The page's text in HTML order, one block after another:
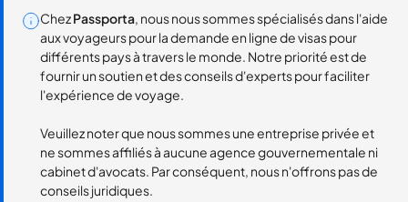
ChezPassporta, nous nous sommes spécialisés dans l'aide
aux voyageurs pour la demande en ligne de visas pour
différents pays à travers le monde. Notre priorité est de
fournir un soutien et des conseils d'experts pour faciliter
l'expérience de voyage.
Veuillez noter que nous sommes une entreprise privée et
ne sommes affiliés à aucune agence gouvernementale ni
cabinet d'avocats. Par conséquent, nous n'offrons pas de
conseils juridiques.